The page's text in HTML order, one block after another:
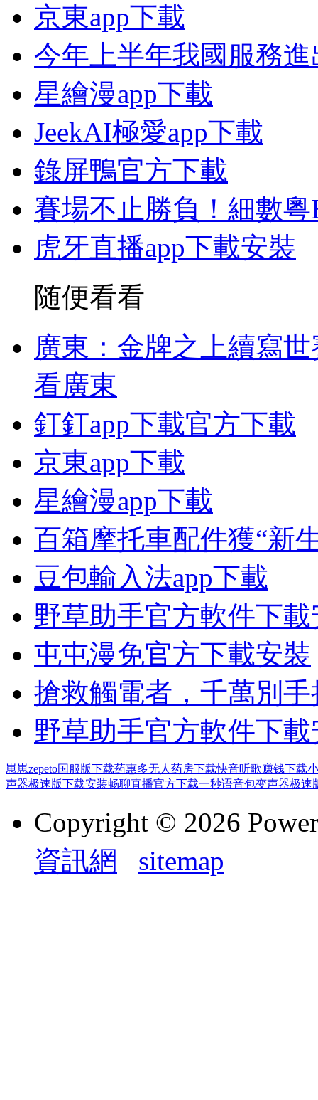
京東app下載
今年上半年我國服務
星繪漫app下載
JeekAI極愛app下載
錄屏鴨官方下載
賽場不止勝負！細數
虎牙直播app下載安裝
随便看看
廣東：金牌之上續寫
看廣東
釘釘app下載官方下載
京東app下載
星繪漫app下載
百箱摩托車配件獲“新
豆包輸入法app下載
野草助手官方軟件下載
屯屯漫免官方下載安裝
搶救觸電者，千萬別
野草助手官方軟件下載
崽崽zepeto国服版下载药惠多无人药房下载快音听歌赚钱下载
声器极速版下载安装畅聊直播官方下载一秒语音包变声器极速
Copyright © 2026
資訊網
sitemap